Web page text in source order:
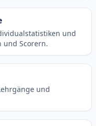
und
und Scorern.
und